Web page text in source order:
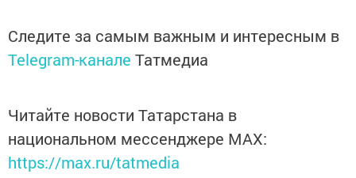
Следите за самым важным и интересным в
Telegram-канале Татмедиа
Читайте новости Татарстана в
национальном мессенджере MАХ:
https://max.ru/tatmedia